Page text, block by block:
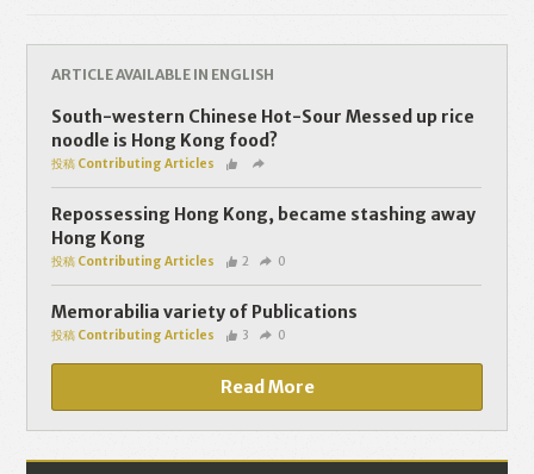
Like Facebook Twitter Line
WhatsApp Email
ARTICLE AVAILABLE IN ENGLISH
South-western Chinese Hot-Sour Messed up rice
noodle is Hong Kong food?
投稿 Contributing Articles
Repossessing Hong Kong, became stashing away
Hong Kong
投稿 Contributing Articles 2 0
Memorabilia variety of Publications
投稿 Contributing Articles 3 0
Read More